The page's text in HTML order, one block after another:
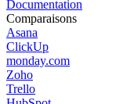
Documentation
Comparaisons
Asana
ClickUp
monday.com
Zoho
Trello